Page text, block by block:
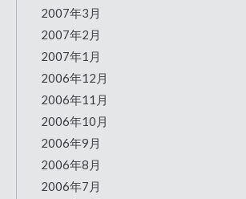
2007年3月
2007年2月
2007年1月
2006年12月
2006年11月
2006年10月
2006年9月
2006年8月
2006年7月